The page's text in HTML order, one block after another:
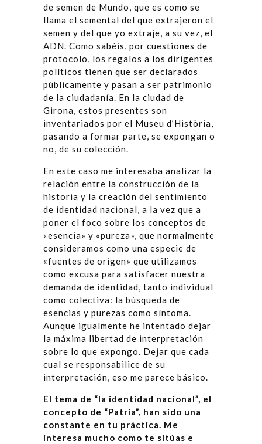
de semen de Mundo, que es como se
llama el semental del que extrajeron el
semen y del que yo extraje, a su vez, el
ADN. Como sabéis, por cuestiones de
protocolo, los regalos a los dirigentes
políticos tienen que ser declarados
públicamente y pasan a ser patrimonio
de la ciudadanía. En la ciudad de
Girona, estos presentes son
inventariados por el Museu d’Història,
pasando a formar parte, se expongan o
no, de su colección.
En este caso me interesaba analizar la
relación entre la construcción de la
historia y la creación del sentimiento
de identidad nacional, a la vez que a
poner el foco sobre los conceptos de
«esencia» y «pureza», que normalmente
consideramos como una especie de
«fuentes de origen» que utilizamos
como excusa para satisfacer nuestra
demanda de identidad, tanto individual
como colectiva: la búsqueda de
esencias y purezas como síntoma.
Aunque igualmente he intentado dejar
la máxima libertad de interpretación
sobre lo que expongo. Dejar que cada
cual se responsabilice de su
interpretación, eso me parece básico.
El tema de “la identidad nacional”, el
concepto de “Patria”, han sido una
constante en tu práctica. Me
interesa mucho como te sitúas e